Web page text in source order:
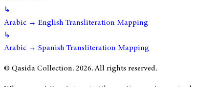
↳
Arabic → English Transliteration Mapping
↳
Arabic → Spanish Transliteration Mapping
© Qasida Collection.2026. All rights reserved.